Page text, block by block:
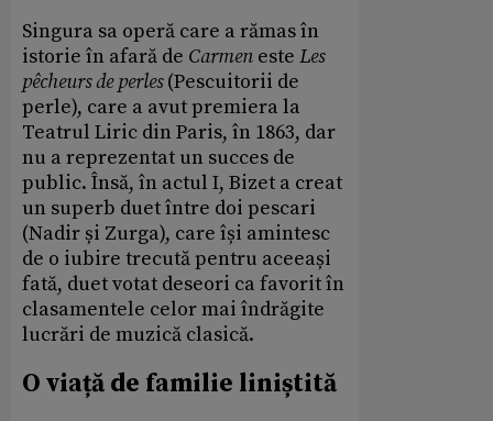
Singura sa operă care a rămas în
istorie în afară de Carmen este Les
pêcheurs de perles(Pescuitorii de
perle), care a avut premiera la
Teatrul Liric din Paris, în 1863, dar
nu a reprezentat un succes de
public. Însă, în actul I, Bizet a creat
un superb duet între doi pescari
(Nadir și Zurga), care își amintesc
de o iubire trecută pentru aceeași
fată, duet votat deseori ca favorit în
clasamentele celor mai îndrăgite
lucrări de muzică clasică.
O viață de familie liniștită